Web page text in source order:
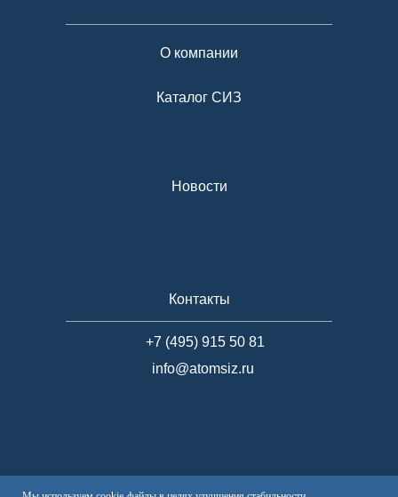
Контакты
О компании
Каталог СИЗ
Новости
+7 (495) 915 50 81
info@atomsiz.ru